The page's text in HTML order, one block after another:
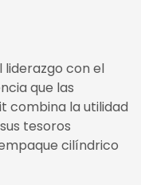
liderazgo con el
que las
combina la utilidad
tesoros
cilíndrico